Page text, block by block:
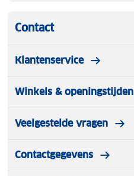
Contact
Klantenservice
Winkels & openingstijden
Veelgestelde vragen
Contactgegevens